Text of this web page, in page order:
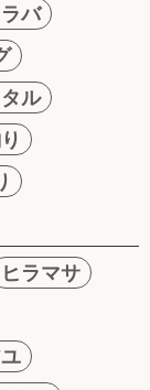
バ
ル
ヒラマサ